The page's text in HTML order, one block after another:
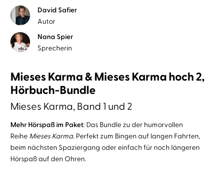
David Safier
Autor
Nana Spier
Sprecherin
Mieses Karma & Mieses Karma hoch 2,
Hörbuch-Bundle
Mieses Karma, Band 1 und 2
Mehr Hörspaß im Paket: Das Bundle zu der humorvollen
Reihe Mieses Karma. Perfekt zum Bingen auf langen Fahrten,
beim nächsten Spaziergang oder einfach für noch längeren
Hörspaß auf den Ohren.